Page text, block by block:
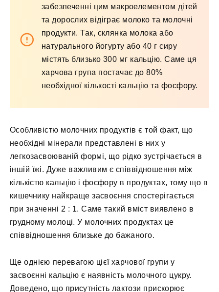
забезпеченні цим макроелементом дітей
та дорослих відіграє молоко та молочні
продукти. Так, склянка молока або
натурального йогурту або 40 г сиру
містять близько 300 мг кальцію. Саме ця
харчова група постачає до 80%
необхідної кількості кальцію та фосфору.
Особливістю молочних продуктів є той факт, що
необхідні мінерали представлені в них у
легкозасвоюваній формі, що рідко зустрічається в
іншій їжі. Дуже важливим є співвідношення між
кількістю кальцію і фосфору в продуктах, тому що в
кишечнику найкраще засвоєння спостерігається
при значенні 2 : 1. Саме такий вміст виявлено в
грудному молоці. У молочних продуктах це
співвідношення близьке до бажаного.
Ще однією перевагою цієї харчової групи у
засвоєнні кальцію є наявність молочного цукру.
Доведено, що присутність лактози прискорює